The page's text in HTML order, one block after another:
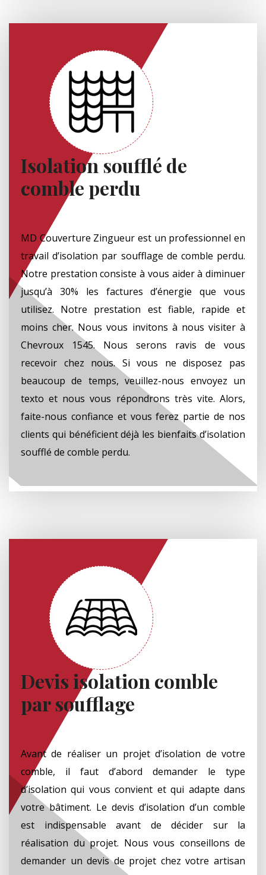
Isolation soufflé de
comble perdu
MD Couverture Zingueur est un professionnel en
travail d’isolation par soufflage de comble perdu.
Notre prestation consiste à vous aider à diminuer
jusqu’à 30% les factures d’énergie que vous
utilisez. Notre prestation est fiable, rapide et
moins cher. Nous vous invitons à nous visiter à
Chevroux 1545. Nous serons ravis de vous
recevoir chez nous. Si vous ne disposez pas
beaucoup de temps, veuillez-nous envoyez un
texto et nous vous répondrons très vite. Alors,
faite-nous confiance et vous ferez partie de nos
clients qui bénéficient déjà les bienfaits d’isolation
soufflé de comble perdu.
Devis isolation comble
par soufflage
Avant de réaliser un projet d’isolation de votre
comble, il faut d’abord demander le type
d’isolation qui vous convient et qui adapte dans
votre bâtiment. Le devis d’isolation d’un comble
est indispensable avant de décider sur la
réalisation du projet. Nous vous conseillons de
demander un devis de projet chez votre artisan